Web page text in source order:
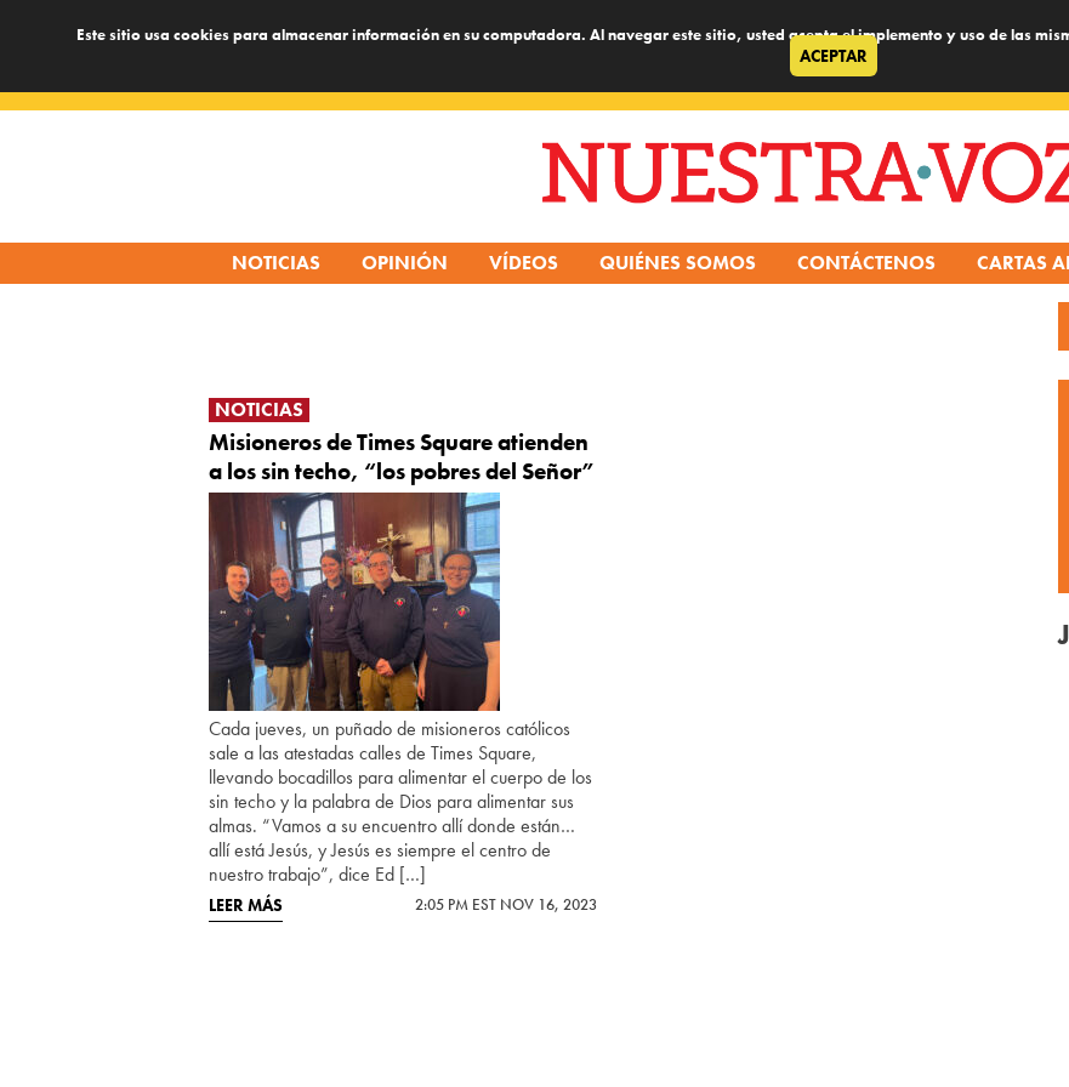
Este sitio usa cookies para almacenar información en su computadora. Al navegar este sitio, usted acepta el implemento y uso de las
ACEPTAR
NOTICIAS OPINIÓN VÍDEOS QUIÉNES SOMOS CONTÁCTENOS CARTAS
NOTICIAS
Misioneros de Times Square atienden
a los sin techo, “los pobres del Señor”
Cada jueves, un puñado de misioneros católicos
sale a las atestadas calles de Times Square,
llevando bocadillos para alimentar el cuerpo de los
sin techo y la palabra de Dios para alimentar sus
almas. “Vamos a su encuentro allí donde están…
allí está Jesús, y Jesús es siempre el centro de
nuestro trabajo”, dice Ed […]
LEER MÁS 2:05 PM EST NOV 16, 2023